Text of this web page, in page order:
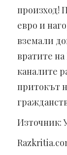
произход!
евро и
вземали
вратите
каналите
притокът
Източник: